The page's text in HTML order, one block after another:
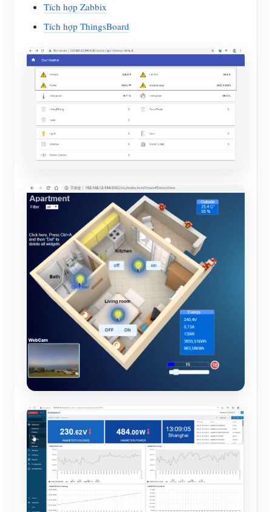
Tích hợp Zabbix
Tích hợp ThingsBoard